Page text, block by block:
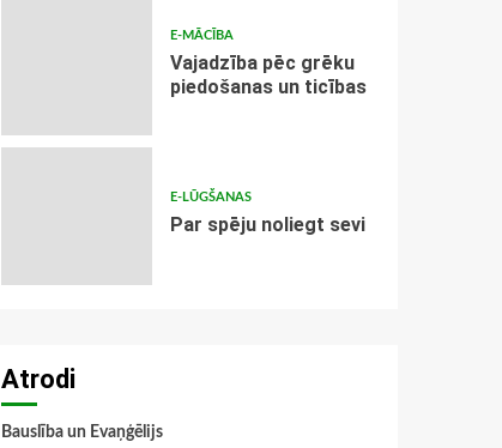
E-MĀCĪBA
Vajadzība pēc grēku
piedošanas un ticības
E-LŪGŠANAS
Par spēju noliegt sevi
Atrodi
Bauslība un Evaņģēlijs